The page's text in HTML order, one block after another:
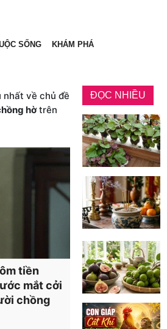
SỐNG KHÁM PHÁ
về chủ đề
hờtrên
tiền
mắt cởi
chồng
ĐỌC NHIỀU